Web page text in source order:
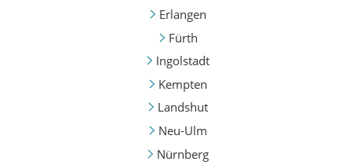
Erlangen
Fürth
Ingolstadt
Kempten
Landshut
Neu-Ulm
Nürnberg